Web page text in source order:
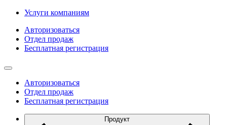
Услуги компаниям
Авторизоваться
Отдел продаж
Бесплатная регистрация
Авторизоваться
Отдел продаж
Бесплатная регистрация
Продукт